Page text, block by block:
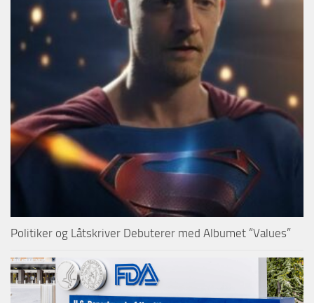
Politiker og Låtskriver Debuterer med Albumet “Values”